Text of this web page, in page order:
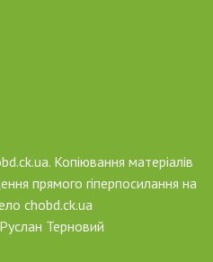
Копіювання матеріалів
прямого гіперпосилання на
chobd.ck.ua
Руслан Терновий